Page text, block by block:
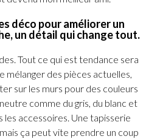
déco pour améliorer un
un détail qui change tout.
Tout ce qui est tendance sera
mélanger des pièces actuelles,
sur les murs pour des couleurs
comme du gris, du blanc et
accessoires. Une tapisserie
ça peut vite prendre un coup